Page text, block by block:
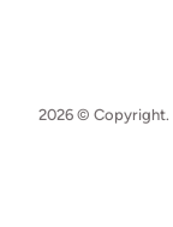
2026 © Copyright.